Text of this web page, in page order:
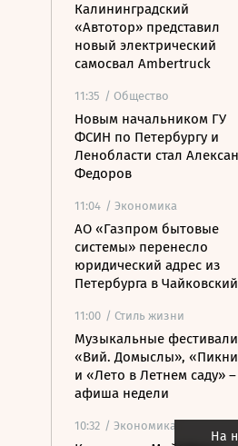
Калининградский
«Автотор» представил
новый электрический
самосвал Ambertruck
11:35 / Общество
Новым начальником ГУ
ФСИН по Петербургу и
Ленобласти стал
Федоров
11:04 / Экономика
АО «Газпром бытовые
системы» перенесло
юридический адрес из
Петербурга в Чайковский
11:00 / Стиль жизни
Музыкальные
«Вий. Домыслы»,
и «Лето в Летнем саду» –
афиша недели
10:32 / Экономика
На